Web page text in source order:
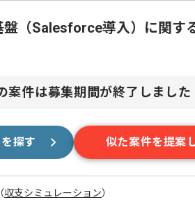
盤（Salesforce導入）に関す
案件は募集期間が終了しました
探す 似た案件を提案
（収支シミュレーション）